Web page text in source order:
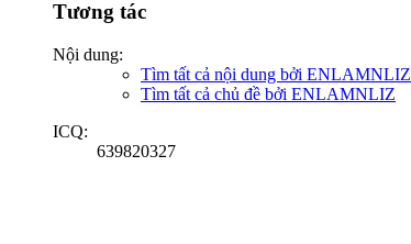
Tương tác
Nội dung:
Tìm tất cả nội dung bởi ENLAMNLIZ
Tìm tất cả chủ đề bởi ENLAMNLIZ
ICQ:
639820327